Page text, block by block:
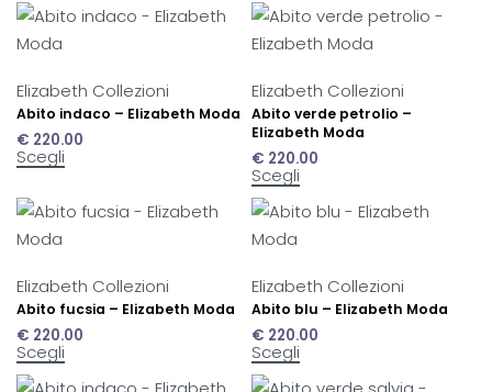
Elizabeth Collezioni
Abito indaco – Elizabeth Moda
€ 220.00
Scegli
Elizabeth Collezioni
Abito verde petrolio –
Elizabeth Moda
€ 220.00
Scegli
Elizabeth Collezioni
Abito fucsia – Elizabeth Moda
€ 220.00
Scegli
Elizabeth Collezioni
Abito blu – Elizabeth Moda
€ 220.00
Scegli